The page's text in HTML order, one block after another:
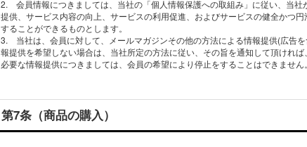
2. 会員情報につきましては、当社の「個人情報保護への取組み」に従い、当社
提供、サービス内容の向上、サービスの利用促進、およびサービスの健全かつ
することができるものとします。
3. 当社は、会員に対して、メールマガジンその他の方法による情報提供(広告
報提供を希望しない場合は、当社所定の方法に従い、その旨を通知して頂けれ
必要な情報提供につきましては、会員の希望により停止をすることはできません。
第7条（商品の購入）